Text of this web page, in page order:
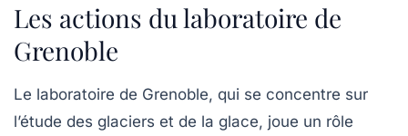
Les actions du laboratoire de
Grenoble
Le laboratoire de Grenoble, qui se concentre sur
l’étude des glaciers et de la glace, joue un rôle